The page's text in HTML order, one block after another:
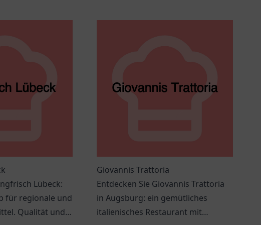
Lübeck:
für regionale und
Qualität und
Giovannis Trattoria
Entdecken Sie Giovannis Trattoria
in Augsburg: ein gemütliches
italienisches Restaurant mit